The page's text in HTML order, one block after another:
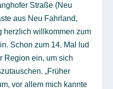
Straße (Neu
aus Neu Fahrland,
herzlich willkommen zum
Schon zum 14. Mal lud
Region ein, um sich
„Früher
vor allem mich kannte